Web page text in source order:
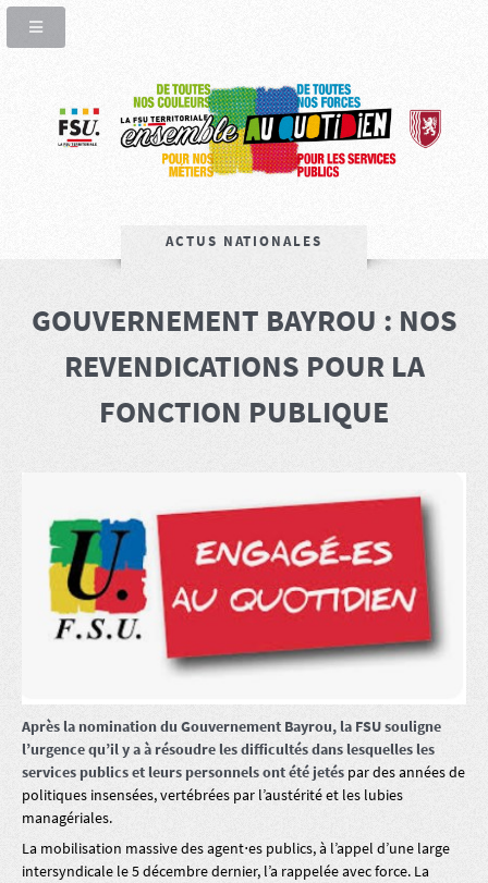
ACTUS NATIONALES
GOUVERNEMENT BAYROU : NOS
REVENDICATIONS POUR LA
FONCTION PUBLIQUE
Après la nomination du Gouvernement Bayrou, la FSU souligne
l’urgence qu’il y a à résoudre les difficultés dans lesquelles les
services publics et leurs personnels ont été jetés par des années de
politiques insensées, vertébrées par l’austérité et les lubies
managériales.
La mobilisation massive des agent⋅es publics, à l’appel d’une large
intersyndicale le 5 décembre dernier, l’a rappelée avec force. La